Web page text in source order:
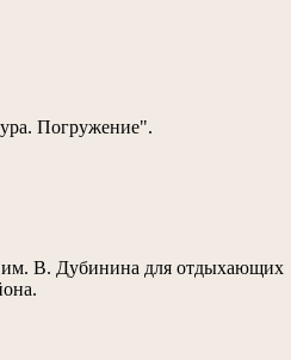
Погружение".
им. В. Дубинина для отдыхающих